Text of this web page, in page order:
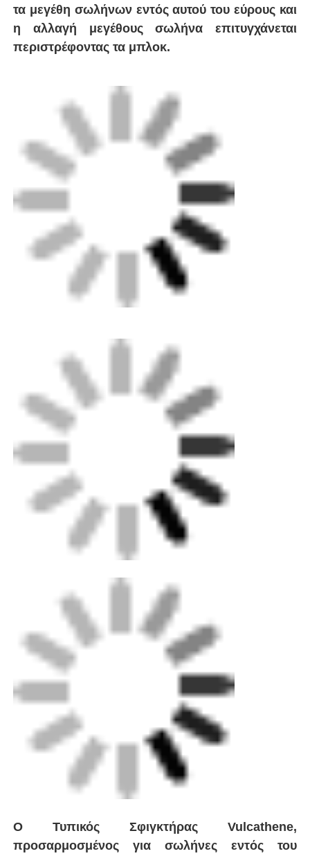
Συσκευές ηλεκτροσύνθεσης
Εγκαταστάσεις μετάβασης
Μηχανές συγκόλλησης με ηλεκτροσύνθεση
Εργαλείο σύντηξης οπίσθιας
Εργαλεία ηλεκτροσύνθεσης
Συσκευάσματα Fusion Butt
Μηχανή χειροκίνητης εκτόξευσης
Μηχανή συγκόλλησης CNC
Ο Τυπικός Σφιγκτήρας Vulcathene,
προσαρμοσμένος για σωλήνες εντός του
εύρους 20-63mm Ø, προσφέρει ευελιξία με τις
ευρείες επιλογές σύσφιξης. Αυτό το
χαρακτηριστικό εξασφαλίζει ασφαλή
συγκράτηση κατά τη συγκόλληση,
αποτρέποντας οποιαδήποτε κίνηση που θα
μπορούσε να θέσει σε κίνδυνο την ακεραιότητα
δυνατότητες επαναφοράς στρογγυλότητας, οι
οποίες βοηθούν στην αποκατάσταση του
αρχικού σχήματος των σωλήνων που μπορεί να
έχουν παραμορφωθεί κατά την εγκατάσταση ή
το χειρισμό.
Κατασκευασμένος από ελαφρύ αλουμίνιο, ο
σφιγκτήρας είναι εύκολος στον χειρισμό και
μειώνει τη σωματική καταπόνηση που
σχετίζεται με τα βαρέως τύπου εργαλεία. Ο
σχεδιασμός του δίνει έμφαση στην απλότητα,
επιτρέποντας γρήγορη και αποτελεσματική
ρυθμίσεων ή εργαλείων. Αυτό το καθιστά
ιδανική επιλογή για επαγγελματίες που